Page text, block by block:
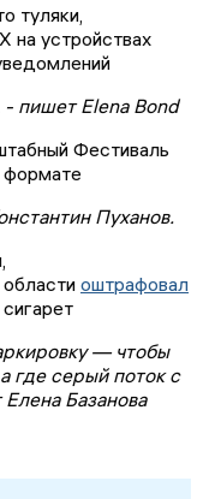
туляки,
устройствах
пишет Elena Bond
Фестиваль
формате
Пуханов.
оштрафовал
— чтобы
где серый поток с
Базанова